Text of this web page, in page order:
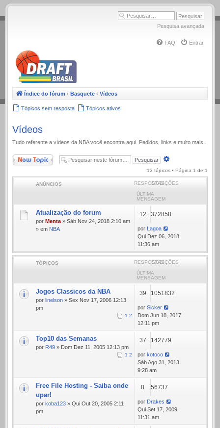
.
Pesquisa avançada
FAQ Entrar
Índice do fórum ‹ Basquete ‹ Vídeos
Tópicos sem resposta Tópicos ativos
Vídeos
Tudo referente a ví­deos da NBA você encontra aqui. Pedidos, links e muito mais...
Novo Tópico
13 tópicos • Página 1 de 1
ANÚNCIOS RESPOSTASEXIBIÇÕES
ÚLTIMA
MENSAGEM
Atualização do forum
por Menta » Sáb Nov 24, 2018 2:10 am
» em NBA
12 372858
por Lagoa
Qui Dez 06, 2018
11:36 am
TÓPICOS RESPOSTASEXIBIÇÕES
ÚLTIMA
MENSAGEM
Jogos Classicos da NBA
por linelson » Sex Nov 17, 2006 12:13
pm
1 2
39 1051832
por Sicker
Dom Jun 18, 2017
12:11 pm
Top10 das Semanas
por R49 » Dom Dez 11, 2005 12:13 pm
1 2
37 142779
por kotoco
Sáb Ago 31, 2013
9:28 am
Free File Hosting - Saiba onde
upar!
por koba123 » Qui Out 20, 2005 2:11
pm
8 56737
por Drakes
Qui Set 17, 2009
11:31 am